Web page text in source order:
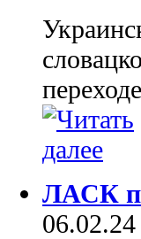
ЛАСК
06.02.24